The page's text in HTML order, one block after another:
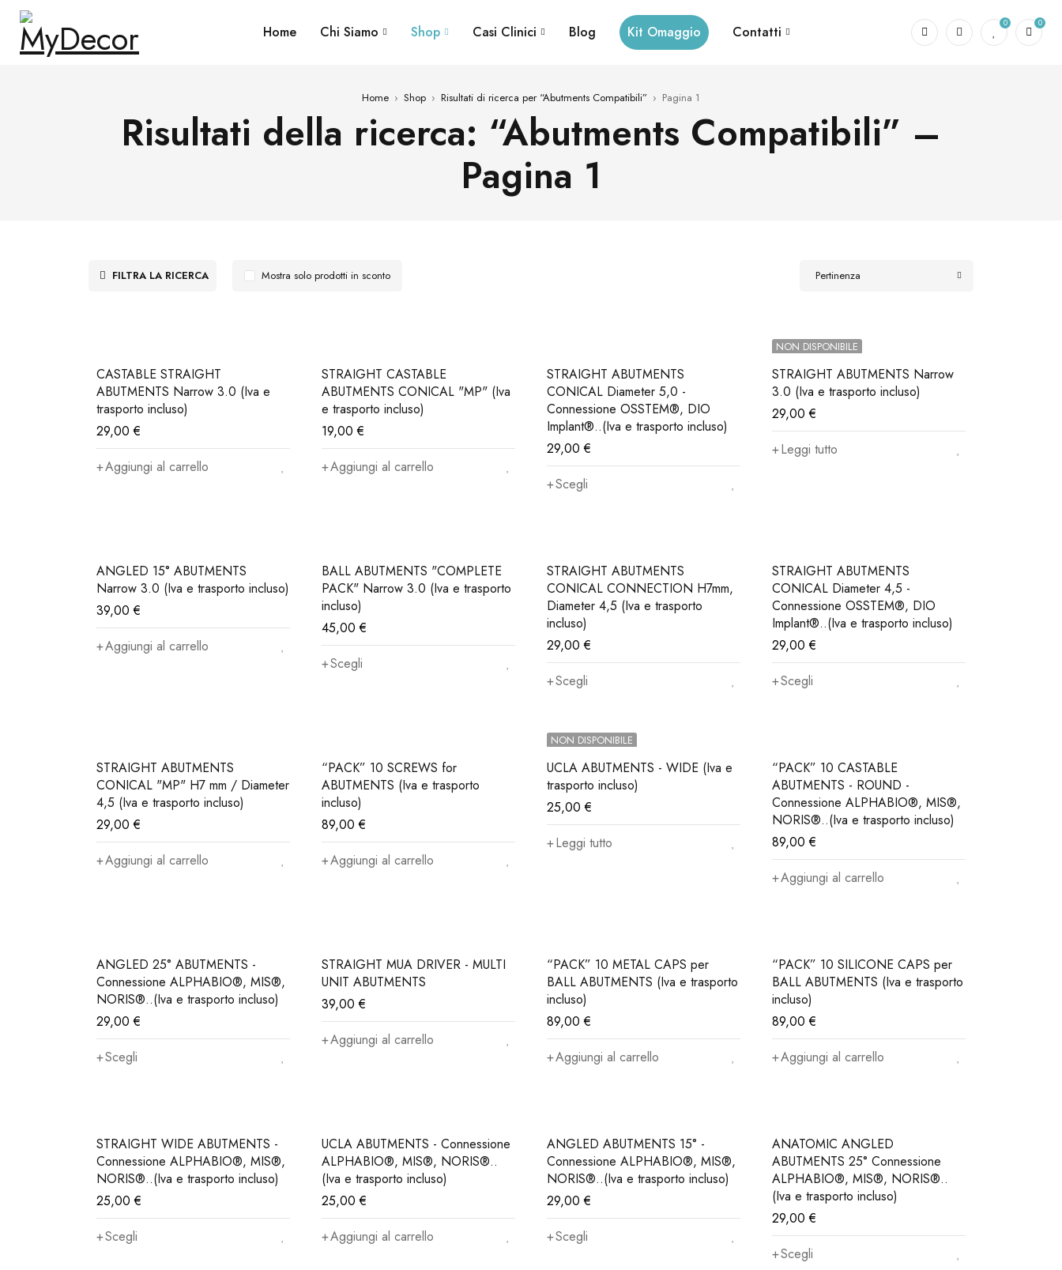
Home Chi Siamo Shop Casi Clinici Blog Kit Omaggio Contatti
0 0
Home › Shop › Risultati di ricerca per “Abutments Compatibili” › Pagina 1
Risultati della ricerca: “Abutments Compatibili” –
Pagina 1
FILTRA LA RICERCA Pertinenza
Mostra solo prodotti in sconto
CASTABLE STRAIGHT
ABUTMENTS Narrow 3.0 (Iva e
trasporto incluso)
29,00€
Aggiungi al carrello
STRAIGHT CASTABLE
ABUTMENTS CONICAL "MP" (Iva
e trasporto incluso)
19,00€
Aggiungi al carrello
STRAIGHT ABUTMENTS
CONICAL Diameter 5,0 -
Connessione OSSTEM®, DIO
Implant®..(Iva e trasporto incluso)
29,00€
Scegli
NON DISPONIBILE
STRAIGHT ABUTMENTS Narrow
3.0 (Iva e trasporto incluso)
29,00€
Leggi tutto
ANGLED 15° ABUTMENTS
Narrow 3.0 (Iva e trasporto incluso)
39,00€
Aggiungi al carrello
BALL ABUTMENTS "COMPLETE
PACK" Narrow 3.0 (Iva e trasporto
incluso)
45,00€
Scegli
STRAIGHT ABUTMENTS
CONICAL CONNECTION H7mm,
Diameter 4,5 (Iva e trasporto
incluso)
29,00€
Scegli
STRAIGHT ABUTMENTS
CONICAL Diameter 4,5 -
Connessione OSSTEM®, DIO
Implant®..(Iva e trasporto incluso)
29,00€
Scegli
STRAIGHT ABUTMENTS
CONICAL "MP" H7 mm / Diameter
4,5 (Iva e trasporto incluso)
29,00€
Aggiungi al carrello
“PACK” 10 SCREWS for
ABUTMENTS (Iva e trasporto
incluso)
89,00€
Aggiungi al carrello
NON DISPONIBILE
UCLA ABUTMENTS - WIDE (Iva e
trasporto incluso)
25,00€
Leggi tutto
“PACK” 10 CASTABLE
ABUTMENTS - ROUND -
Connessione ALPHABIO®, MIS®,
NORIS®..(Iva e trasporto incluso)
89,00€
Aggiungi al carrello
ANGLED 25° ABUTMENTS -
Connessione ALPHABIO®, MIS®,
NORIS®..(Iva e trasporto incluso)
29,00€
Scegli
STRAIGHT MUA DRIVER - MULTI
UNIT ABUTMENTS
39,00€
Aggiungi al carrello
“PACK” 10 METAL CAPS per
BALL ABUTMENTS (Iva e trasporto
incluso)
89,00€
Aggiungi al carrello
“PACK” 10 SILICONE CAPS per
BALL ABUTMENTS (Iva e trasporto
incluso)
89,00€
Aggiungi al carrello
STRAIGHT WIDE ABUTMENTS -
Connessione ALPHABIO®, MIS®,
NORIS®..(Iva e trasporto incluso)
25,00€
Scegli
UCLA ABUTMENTS - Connessione
ALPHABIO®, MIS®, NORIS®..
(Iva e trasporto incluso)
25,00€
Aggiungi al carrello
ANGLED ABUTMENTS 15° -
Connessione ALPHABIO®, MIS®,
NORIS®..(Iva e trasporto incluso)
29,00€
Scegli
ANATOMIC ANGLED
ABUTMENTS 25° Connessione
ALPHABIO®, MIS®, NORIS®..
(Iva e trasporto incluso)
29,00€
Scegli